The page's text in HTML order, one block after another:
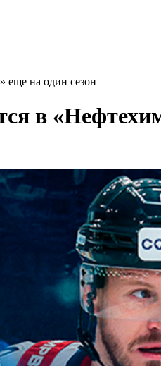
еще на один сезон
в